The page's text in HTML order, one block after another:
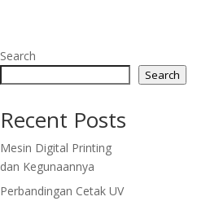
Search
Search
Recent Posts
Mesin Digital Printing
dan Kegunaannya
Perbandingan Cetak UV